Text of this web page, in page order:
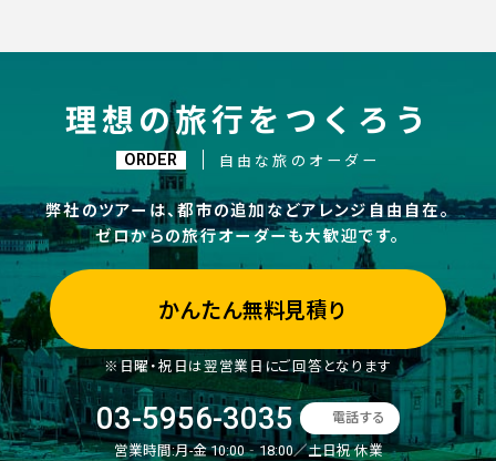
理想の旅行をつくろう
ORDER 自由な旅のオーダー
弊社のツアーは、都市の追加などアレンジ自由自在。
ゼロからの旅行オーダーも大歓迎です。
かんたん無料見積り
※日曜・祝日は翌営業日にご回答となります
03-5956-3035 電話する
営業時間:月-金 10:00‐18:00／土日祝 休業